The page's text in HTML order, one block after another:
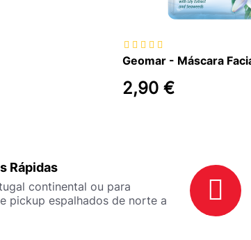
2,90 €
Rápidas
continental ou para
pickup espalhados de norte a